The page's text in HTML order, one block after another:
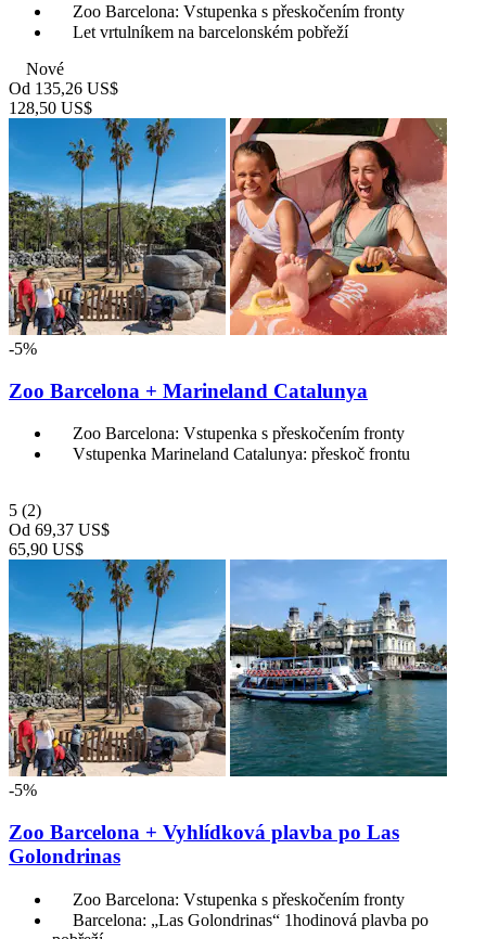
Zoo Barcelona: Vstupenka s přeskočením fronty
Let vrtulníkem na barcelonském pobřeží
Nové
Od 135,26 US$
128,50 US$
-5%
Zoo Barcelona + Marineland Catalunya
Zoo Barcelona: Vstupenka s přeskočením fronty
Vstupenka Marineland Catalunya: přeskoč frontu
5 (2)
Od 69,37 US$
65,90 US$
-5%
Zoo Barcelona + Vyhlídková plavba po Las
Golondrinas
Zoo Barcelona: Vstupenka s přeskočením fronty
Barcelona: „Las Golondrinas“ 1hodinová plavba po